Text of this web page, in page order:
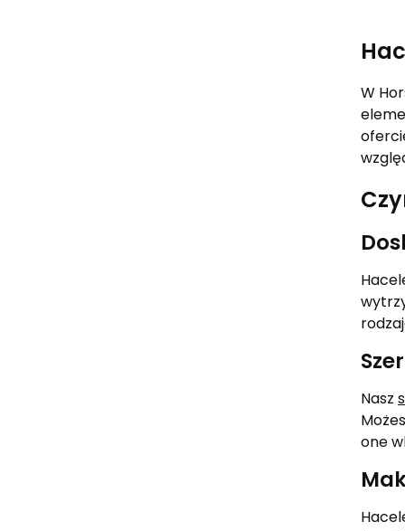
W
Nasz
one